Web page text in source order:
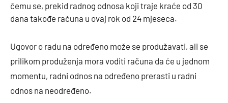
čemu se, prekid radnog odnosa koji traje kraće od 30
dana takođe računa u ovaj rok od 24 mjeseca.
Ugovor o radu na određeno može se produžavati, ali se
prilikom produženja mora voditi računa da će u jednom
momentu, radni odnos na određeno prerasti u radni
odnos na neodređeno.